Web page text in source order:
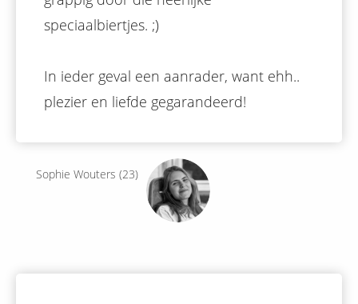
speciaalbiertjes. ;)
In ieder geval een aanrader, want ehh..
plezier en liefde gegarandeerd!
Sophie Wouters (23)